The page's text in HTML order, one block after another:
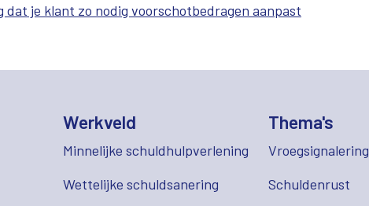
dat je klant zo nodig voorschotbedragen aanpast
Werkveld
Minnelijke schuldhulpverlening
Wettelijke schuldsanering
Thema's
Vroegsignalering
Schuldenrust